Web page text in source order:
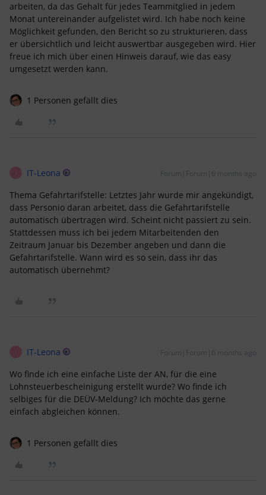
arbeiten, da das Gehalt für jedes Teammitglied in jedem
Monat untereinander aufgelistet wird. Ich habe noch keine
Möglichkeit gefunden, den Bericht so zu strukturieren, dass
er übersichtlich und leicht auswertbar ausgegeben wird. Hier
freue ich mich über einen Hinweis darauf, wie das easy
umgesetzt werden kann.
1 Personen gefällt dies
IT-Leona Forum|Forum|6 months ago
Thema Gefahrtarifstelle: Letztes Jahr wurde mir angekündigt,
dass Personio daran arbeitet, dass die Gefahrtarifstelle
automatisch übertragen wird. Scheint nicht passiert zu sein.
Stattdessen muss ich bei jedem Mitarbeitenden den
Zeitraum Januar bis Dezember angeben und dann die
Gefahrtarifstelle. Wann wird es so sein, dass ihr das
automatisch übernehmt?
IT-Leona Forum|Forum|6 months ago
Wo finde ich eine einfache Liste der AN, für die eine
Lohnsteuerbescheinigung erstellt wurde? Wo finde ich
selbiges für die DEÜV-Meldung? Ich möchte das gerne
einfach abgleichen können.
1 Personen gefällt dies